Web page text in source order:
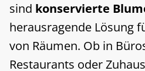
sind konservierte
herausragende Lösung
von Räumen. Ob in
Restaurants oder